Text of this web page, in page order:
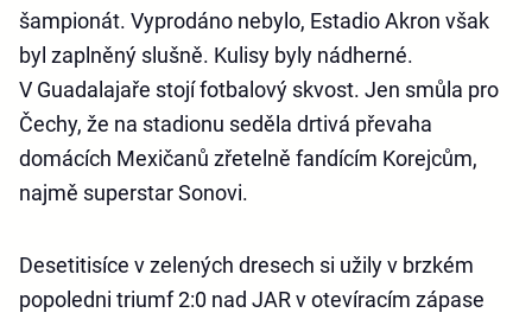
šampionát. Vyprodáno nebylo, Estadio Akron však
byl zaplněný slušně. Kulisy byly nádherné.
V Guadalajaře stojí fotbalový skvost. Jen smůla pro
Čechy, že na stadionu seděla drtivá převaha
domácích Mexičanů zřetelně fandícím Korejcům,
najmě superstar Sonovi.
Desetitisíce v zelených dresech si užily v brzkém
popoledni triumf 2:0 nad JAR v otevíracím zápase